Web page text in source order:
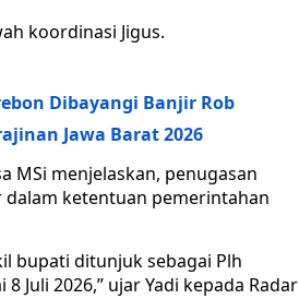
koordinasi Jigus.
Dibayangi Banjir Rob
Jawa Barat 2026
MSi menjelaskan, penugasan
ketentuan pemerintahan
bupati ditunjuk sebagai Plh
Juli 2026,” ujar Yadi kepada Radar